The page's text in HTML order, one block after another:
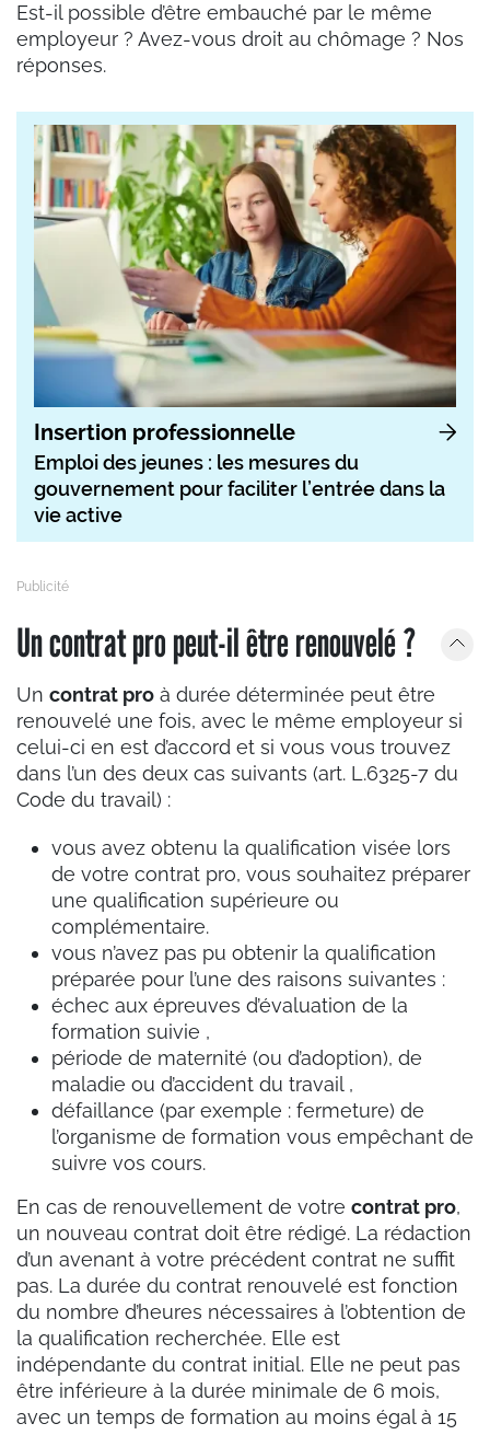
Est-il possible d’être embauché par le même
employeur ? Avez-vous droit au chômage ? Nos
réponses.
Insertion professionnelle
Emploi des jeunes : les mesures du
gouvernement pour faciliter l’entrée dans la
vie active
Un contrat pro peut-il être renouvelé ?
Un contrat pro à durée déterminée peut être
renouvelé une fois, avec le même employeur si
celui-ci en est d’accord et si vous vous trouvez
dans l’un des deux cas suivants (art. L.6325-7 du
Code du travail) :
vous avez obtenu la qualification visée lors
de votre contrat pro, vous souhaitez préparer
une qualification supérieure ou
complémentaire.
vous n’avez pas pu obtenir la qualification
préparée pour l’une des raisons suivantes :
échec aux épreuves d’évaluation de la
formation suivie ,
période de maternité (ou d’adoption), de
maladie ou d’accident du travail ,
défaillance (par exemple : fermeture) de
l’organisme de formation vous empêchant de
suivre vos cours.
En cas de renouvellement de votre contrat pro,
un nouveau contrat doit être rédigé. La rédaction
d’un avenant à votre précédent contrat ne suffit
pas. La durée du contrat renouvelé est fonction
du nombre d’heures nécessaires à l’obtention de
la qualification recherchée. Elle est
indépendante du contrat initial. Elle ne peut pas
être inférieure à la durée minimale de 6 mois,
avec un temps de formation au moins égal à 15